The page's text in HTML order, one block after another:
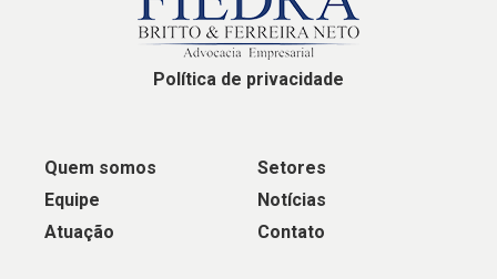
Política de privacidade
Quem somos
Equipe
Atuação
Setores
Notícias
Contato